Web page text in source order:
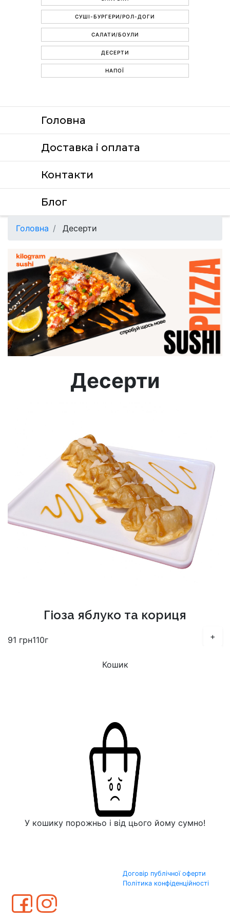
СУШІ-БУРГЕРИ/РОЛ-ДОГИ
САЛАТИ/БОУЛИ
ДЕСЕРТИ
НАПОЇ
Головна
Доставка i оплата
Контакти
Блог
Головна Десерти
Десерти
Гіоза яблуко та кориця
91 грн110г +
Кошик
У кошику порожньо і від цього йому сумно!
Договір публічної оферти
Політика конфіденційності